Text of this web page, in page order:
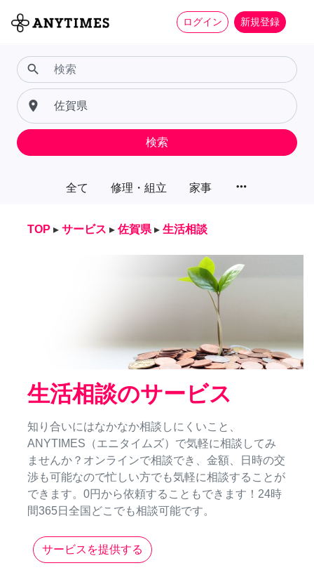
ログイン 新規登録
全て 修理・組立 家事 more_horiz
search
place
検索
TOP ▸ サービス ▸ 佐賀県 ▸ 生活相談
生活相談のサービス
知り合いにはなかなか相談しにくいこと、
ANYTIMES（エニタイムズ）で気軽に相談してみ
ませんか？オンラインで相談でき、金額、日時の交
渉も可能なので忙しい方でも気軽に相談することが
できます。0円から依頼することもできます！24時
間365日全国どこでも相談可能です。
サービスを提供する